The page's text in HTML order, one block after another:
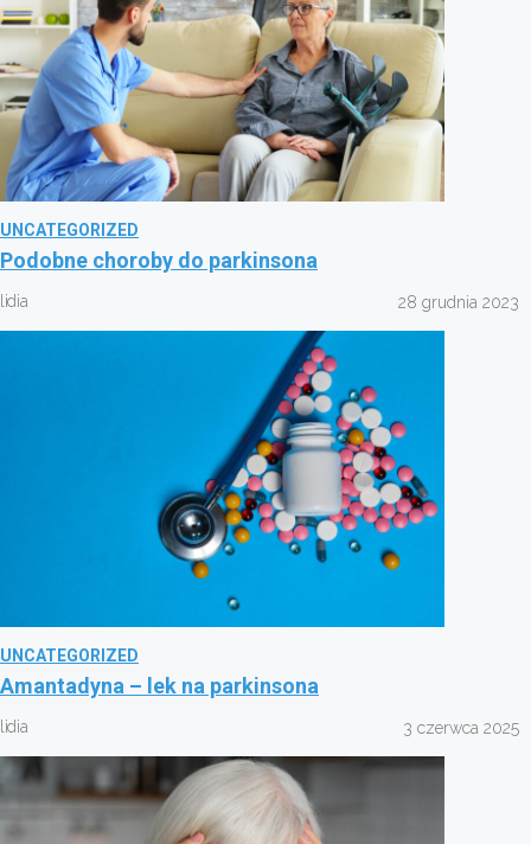
UNCATEGORIZED
Podobne choroby do parkinsona
lidia 28 grudnia 2023
UNCATEGORIZED
Amantadyna – lek na parkinsona
lidia 3 czerwca 2025